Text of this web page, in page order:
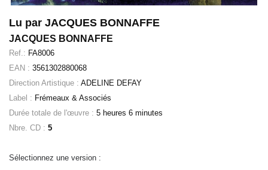
Lu par JACQUES BONNAFFE
JACQUES BONNAFFE
Ref.: FA8006
EAN : 3561302880068
Direction Artistique : ADELINE DEFAY
Label : Frémeaux & Associés
Durée totale de l'œuvre : 5 heures 6 minutes
Nbre. CD : 5
Sélectionnez une version :